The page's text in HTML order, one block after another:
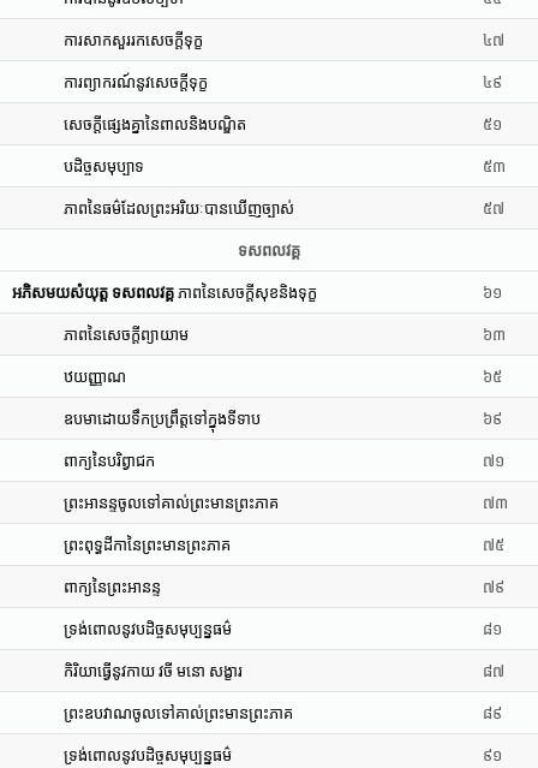
ការសាកសួររកសេចក្តីទុក្ខ ៤៧
ការព្យាករណ៍នូវសេចក្តីទុក្ខ ៤៩
សេចក្តីផ្សេងគ្នានៃពាលនិងបណ្ឌិត ៥១
បដិច្ចសមុប្បាទ ៥៣
ភាពនៃធម៌ដែលព្រះអរិយៈបានឃើញច្បាស់ ៥៧
ទសពលវគ្គ
អភិសមយសំយុត្ត ទសពលវគ្គ ភាពនៃសេចក្តីសុខនិងទុក្ខ ៦១
ភាពនៃសេចក្តីព្យាយាម ៦៣
ឋយញ្ញាណ ៦៥
ឧបមាដោយទឹកប្រព្រឹត្តទៅក្នុងទីទាប ៦៩
ពាក្យនៃបរិព្វាជក ៧១
ព្រះអានន្ទចូលទៅគាល់ព្រះមានព្រះភាគ ៧៣
ព្រះពុទ្ធដីកានៃព្រះមានព្រះភាគ ៧៥
ពាក្យនៃព្រះអានន្ទ ៧៩
ទ្រង់ពោលនូវបដិច្ចសមុប្បន្នធម៌ ៨១
កិរិយាធ្វើនូវកាយ វចី មនោ សង្ខារ ៨៧
ព្រះឧបវាណចូលទៅគាល់ព្រះមានព្រះភាគ ៨៩
ទ្រង់ពោលនូវបដិច្ចសមុប្បន្នធម៌ ៩១